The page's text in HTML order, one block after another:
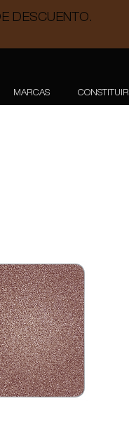
DESCUENTO.
MARCAS CONSTITUIR